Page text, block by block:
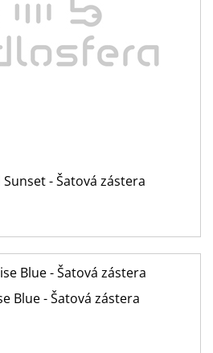
- Šatová zástera
Blue - Šatová zástera